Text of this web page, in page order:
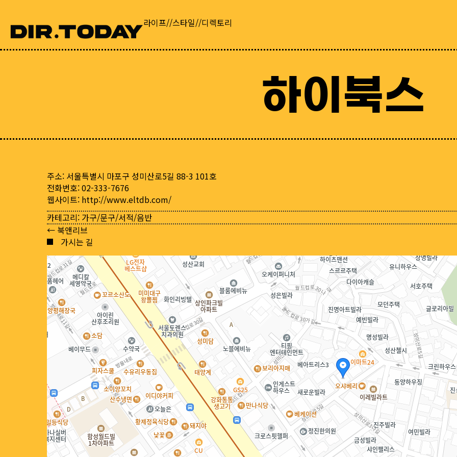
라이프//스타일//디렉토리
하이북스
주소: 서울특별시 마포구 성미산로5길 88-3 101호
전화번호: 02-333-7676
웹사이트: http://www.eltdb.com/
카테고리: 가구/문구/서적/음반
Posts
navigation
← 북앤리브
가시는 길